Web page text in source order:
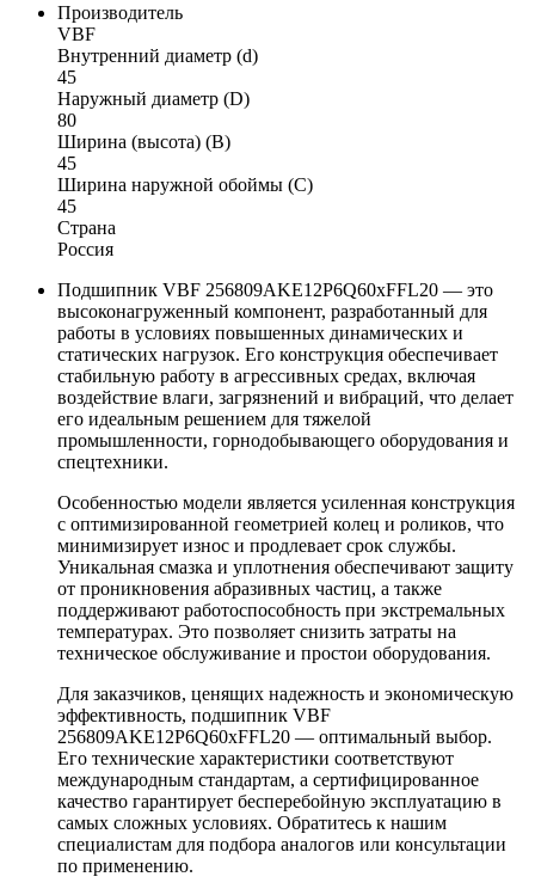
Производитель
VBF
Внутренний диаметр (d)
45
Наружный диаметр (D)
80
Ширина (высота) (B)
45
Ширина наружной обоймы (C)
45
Страна
Россия
Подшипник VBF 256809AKE12P6Q60xFFL20 — это
высоконагруженный компонент, разработанный для
работы в условиях повышенных динамических и
статических нагрузок. Его конструкция обеспечивает
стабильную работу в агрессивных средах, включая
воздействие влаги, загрязнений и вибраций, что делает
его идеальным решением для тяжелой
промышленности, горнодобывающего оборудования и
спецтехники.
Особенностью модели является усиленная конструкция
с оптимизированной геометрией колец и роликов, что
минимизирует износ и продлевает срок службы.
Уникальная смазка и уплотнения обеспечивают защиту
от проникновения абразивных частиц, а также
поддерживают работоспособность при экстремальных
температурах. Это позволяет снизить затраты на
техническое обслуживание и простои оборудования.
Для заказчиков, ценящих надежность и экономическую
эффективность, подшипник VBF
256809AKE12P6Q60xFFL20 — оптимальный выбор.
Его технические характеристики соответствуют
международным стандартам, а сертифицированное
качество гарантирует бесперебойную эксплуатацию в
самых сложных условиях. Обратитесь к нашим
специалистам для подбора аналогов или консультации
по применению.